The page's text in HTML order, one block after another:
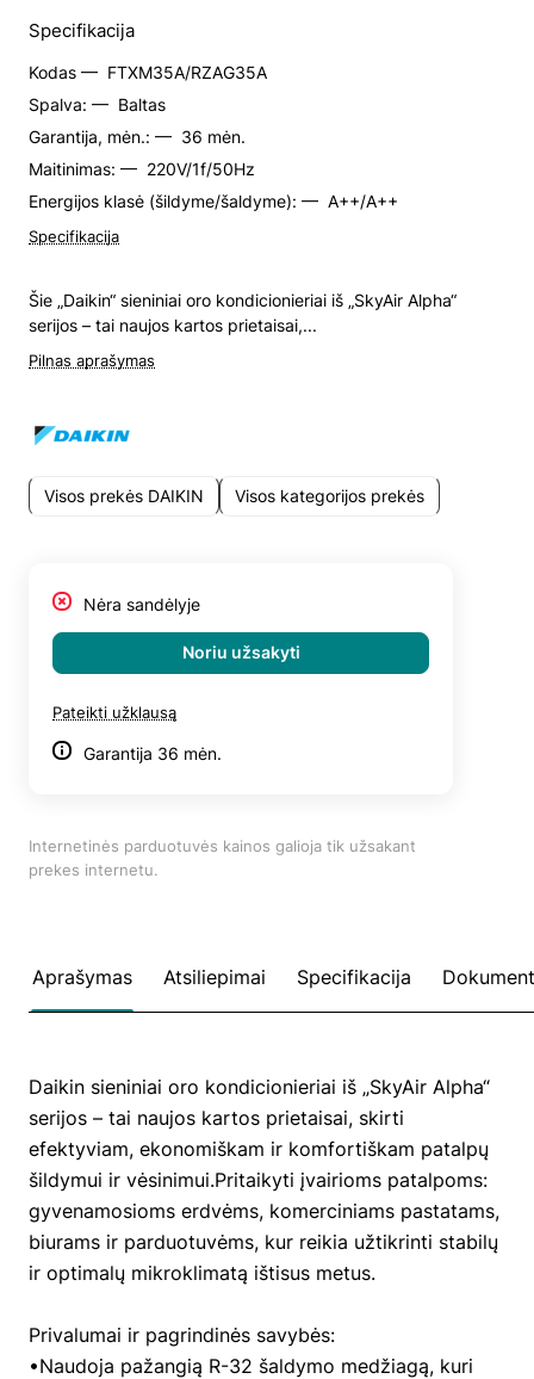
Specifikacija
Kodas — FTXM35A/RZAG35A
Spalva: — Baltas
Garantija, mėn.: — 36 mėn.
Maitinimas: — 220V/1f/50Hz
Energijos klasė (šildyme/šaldyme): — A++/A++
Specifikacija
Šie „Daikin“ sieniniai oro kondicionieriai iš „SkyAir Alpha“
serijos – tai naujos kartos prietaisai,...
Pilnas aprašymas
Visos prekės DAIKIN Visos kategorijos prekės
Nėra sandėlyje
Noriu užsakyti
Pateikti užklausą
Garantija 36 mėn.
Internetinės parduotuvės kainos galioja tik užsakant
prekes internetu.
Aprašymas Atsiliepimai Specifikacija
Daikin sieniniai oro kondicionieriai iš „SkyAir Alpha“
serijos – tai naujos kartos prietaisai, skirti
efektyviam, ekonomiškam ir komfortiškam patalpų
šildymui ir vėsinimui.Pritaikyti įvairioms patalpoms:
gyvenamosioms erdvėms, komerciniams pastatams,
biurams ir parduotuvėms, kur reikia užtikrinti stabilų
ir optimalų mikroklimatą ištisus metus.
Privalumai ir pagrindinės savybės:
•Naudoja pažangią R-32 šaldymo medžiagą, kuri